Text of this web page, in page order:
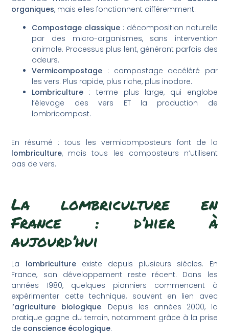
organiques, mais elles fonctionnent différemment.
Compostage classique : décomposition naturelle
par des micro-organismes, sans intervention
animale. Processus plus lent, générant parfois des
odeurs.
Vermicompostage : compostage accéléré par
les vers. Plus rapide, plus riche, plus inodore.
Lombriculture : terme plus large, qui englobe
l’élevage des vers ET la production de
lombricompost.
En résumé : tous les vermicomposteurs font de la
lombriculture, mais tous les composteurs n’utilisent
pas de vers.
La lombriculture en
France : d’hier à
aujourd’hui
La lombricultureexiste depuis plusieurs siècles. En
France, son développement reste récent. Dans les
années 1980, quelques pionniers commencent à
expérimenter cette technique, souvent en lien avec
l’agriculture biologique. Depuis les années 2000, la
pratique gagne du terrain, notamment grâce à la prise
de conscience écologique.